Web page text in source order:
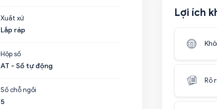
Lợi ích
Rõ
Xuất xứ
Lắp ráp
Hộp số
AT - Số tự động
Số chỗ ngồi
5